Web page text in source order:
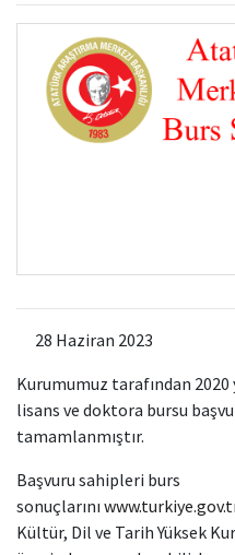
28 Haziran 2023
Kurumumuz tarafından 2020
lisans ve doktora bursu
tamamlanmıştır.
Başvuru sahipleri burs
sonuçlarını
Kültür, Dil ve Tarih Yüksek
Kamu Hizmet Standartları
Hizmet Envanteri
Uluslararası Yayıncılık
Bilanço
Sergiler
Projeler